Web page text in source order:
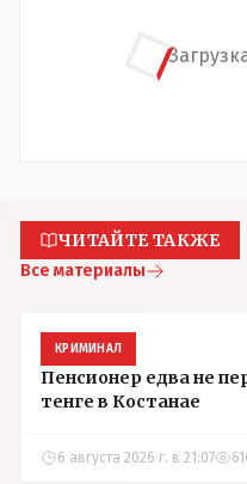
ЧИТАЙТЕ ТАКЖЕ
Все материалы
КРИМИНАЛ
Пенсионер едва не
тенге в Костанае
6 августа 2026 г. в 21:07